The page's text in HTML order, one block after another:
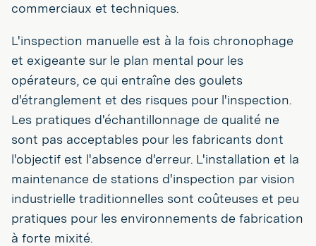
commerciaux et techniques.
L'inspection manuelle est à la fois chronophage
et exigeante sur le plan mental pour les
opérateurs, ce qui entraîne des goulets
d'étranglement et des risques pour l'inspection.
Les pratiques d'échantillonnage de qualité ne
sont pas acceptables pour les fabricants dont
l'objectif est l'absence d'erreur. L'installation et la
maintenance de stations d'inspection par vision
industrielle traditionnelles sont coûteuses et peu
pratiques pour les environnements de fabrication
à forte mixité.